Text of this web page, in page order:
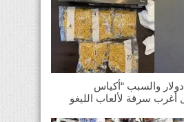
34 ألف دولار والسبب “أكياس
أغرب سرقة لألعاب الليغو